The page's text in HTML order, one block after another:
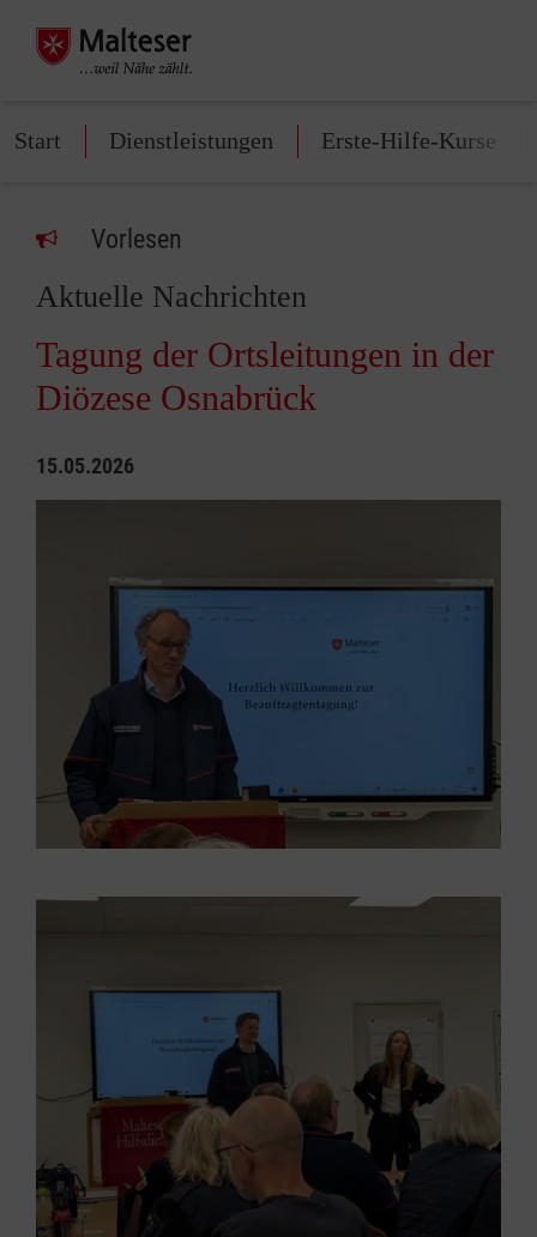
Start Dienstleistungen Erste-Hilfe-Kurse
Vorlesen
Aktuelle Nachrichten
Tagung der Ortsleitungen in der
Diözese Osnabrück
15.05.2026